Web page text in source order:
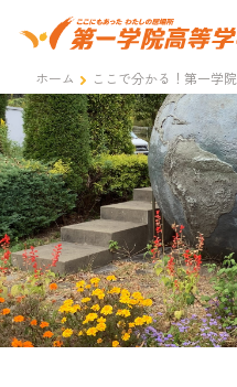
ホーム ここで分かる！第一学院